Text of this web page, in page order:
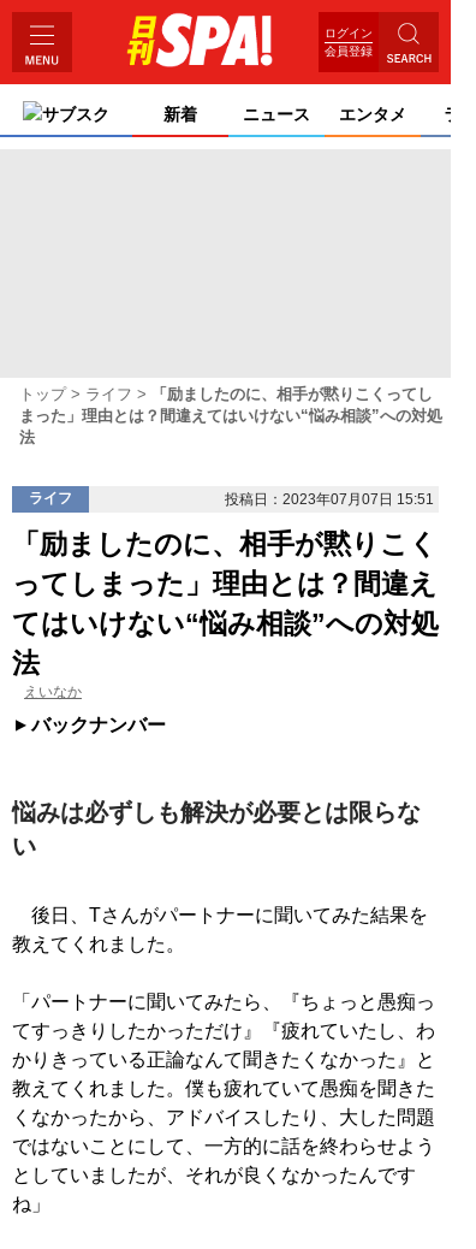
ログイン
会員登録
サブスク 新着 ニュース エンタメ ライ
トップ ライフ
「励ましたのに、相手が黙りこくってし
まった」理由とは？間違えてはいけない“悩み相談”への対処
法
ライフ 投稿日：2023年07月07日 15:51
「励ましたのに、相手が黙りこく
ってしまった」理由とは？間違え
てはいけない“悩み相談”への対処
法
えいなか
バックナンバー
悩みは必ずしも解決が必要とは限らな
い
後日、Tさんがパートナーに聞いてみた結果を
教えてくれました。
「パートナーに聞いてみたら、『ちょっと愚痴っ
てすっきりしたかっただけ』『疲れていたし、わ
かりきっている正論なんて聞きたくなかった』と
教えてくれました。僕も疲れていて愚痴を聞きた
くなかったから、アドバイスしたり、大した問題
ではないことにして、一方的に話を終わらせよう
としていましたが、それが良くなかったんです
ね」